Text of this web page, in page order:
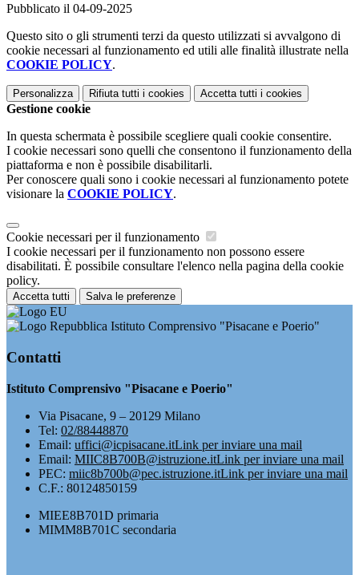
Pubblicato il 04-09-2025
Questo sito o gli strumenti terzi da questo utilizzati si avvalgono di
cookie necessari al funzionamento ed utili alle finalità illustrate nella
COOKIE POLICY.
Personalizza Rifiuta tutti i cookies Accetta tutti i cookies
Gestione cookie
In questa schermata è possibile scegliere quali cookie consentire.
I cookie necessari sono quelli che consentono il funzionamento della
piattaforma e non è possibile disabilitarli.
Per conoscere quali sono i cookie necessari al funzionamento potete
visionare la COOKIE POLICY.
Cookie necessari per il funzionamento
I cookie necessari per il funzionamento non possono essere
disabilitati. È possibile consultare l'elenco nella pagina della cookie
policy.
Accetta tutti Salva le preferenze
Istituto Comprensivo "Pisacane e Poerio"
Contatti
Istituto Comprensivo "Pisacane e Poerio"
Via Pisacane, 9 – 20129 Milano
Tel: 02/88448870
Email: uffici@icpisacane.itLink per inviare una mail
Email: MIIC8B700B@istruzione.itLink per inviare una mail
PEC: miic8b700b@pec.istruzione.itLink per inviare una mail
C.F.: 80124850159
MIEE8B701D primaria
MIMM8B701C secondaria